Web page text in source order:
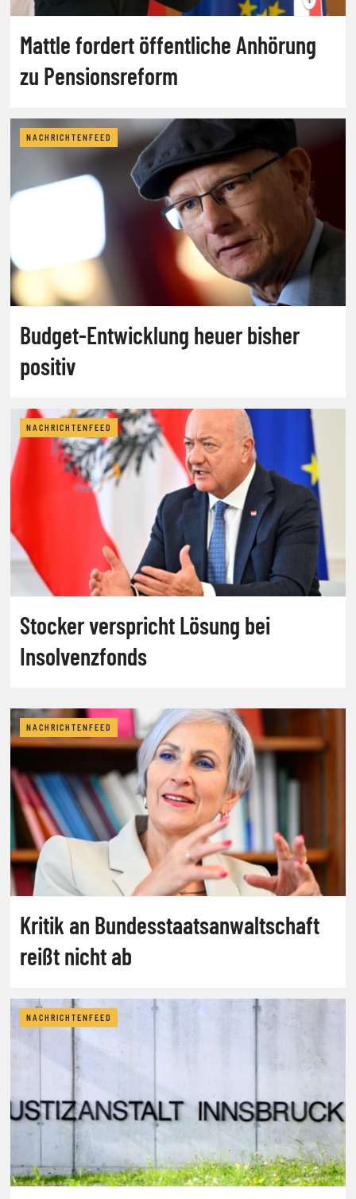
Mattle fordert öffentliche Anhörung
zu Pensionsreform
NACHRICHTENFEED
Budget-Entwicklung heuer bisher
positiv
NACHRICHTENFEED
Stocker verspricht Lösung bei
Insolvenzfonds
NACHRICHTENFEED
Kritik an Bundesstaatsanwaltschaft
reißt nicht ab
NACHRICHTENFEED